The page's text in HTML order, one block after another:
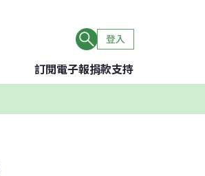
登入
訂閱電子報捐款支持